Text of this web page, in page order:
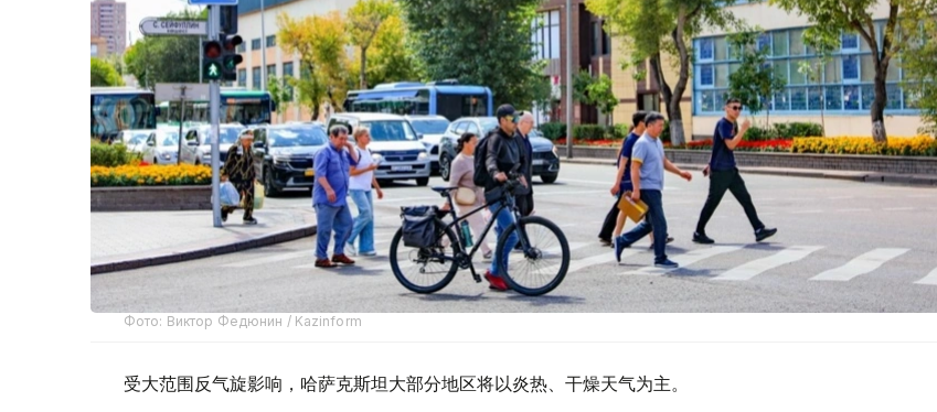
Фото: Виктор Федюнин / Kazinform
受大范围反气旋影响，哈萨克斯坦大部分地区将以炎热、干燥天气为主。